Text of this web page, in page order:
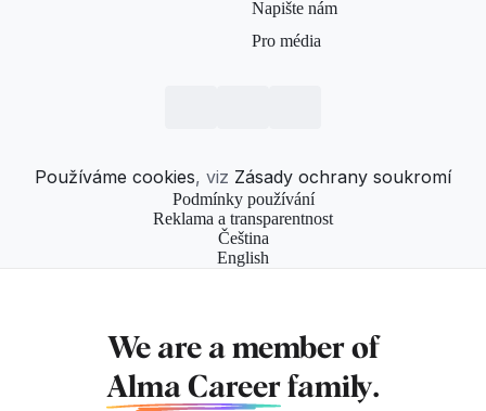
Napište nám
Pro média
Používáme cookies, viz Zásady ochrany soukromí
Podmínky používání
Reklama a transparentnost
Čeština
English
We are a member of
Alma Career family.